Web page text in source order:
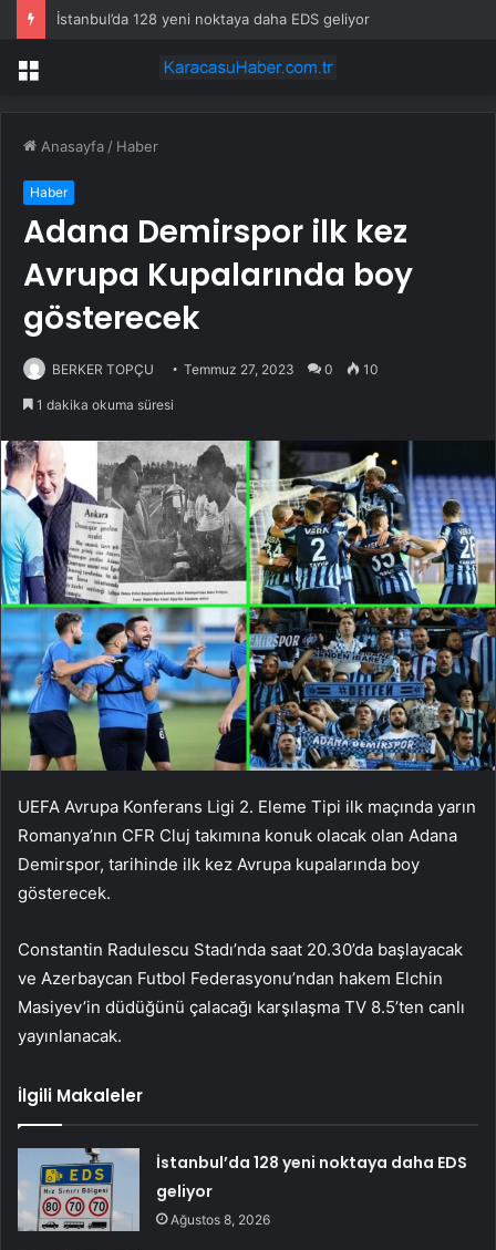
İstanbul’da 128 yeni noktaya daha EDS geliyor
Menü
Anasayfa / Haber
Haber
Adana Demirspor ilk kez
Avrupa Kupalarında boy
gösterecek
BERKER TOPÇU Temmuz 27, 2023 0 10
1 dakika okuma süresi
UEFA Avrupa Konferans Ligi 2. Eleme Tipi ilk maçında yarın
Romanya’nın CFR Cluj takımına konuk olacak olan Adana
Demirspor, tarihinde ilk kez Avrupa kupalarında boy
gösterecek.
Constantin Radulescu Stadı’nda saat 20.30’da başlayacak
ve Azerbaycan Futbol Federasyonu’ndan hakem Elchin
Masiyev’in düdüğünü çalacağı karşılaşma TV 8.5’ten canlı
yayınlanacak.
İlgili Makaleler
İstanbul’da 128 yeni noktaya daha EDS
geliyor
Ağustos 8, 2026